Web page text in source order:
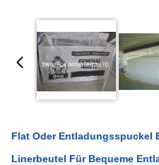
Flat Oder Entladungsspuckel
Linerbeutel Für Bequeme